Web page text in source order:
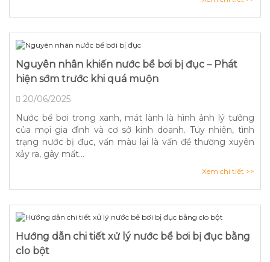
Nguyên nhân khiến nước bể bơi bị đục – Phát
hiện sớm trước khi quá muộn
20/06/2025
Nước bể bơi trong xanh, mát lành là hình ảnh lý tưởng
của mọi gia đình và cơ sở kinh doanh. Tuy nhiên, tình
trạng nước bị đục, vẩn màu lại là vấn đề thường xuyên
xảy ra, gây mất...
Xem chi tiết >>
Hướng dẫn chi tiết xử lý nước bể bơi bị đục bằng
clo bột